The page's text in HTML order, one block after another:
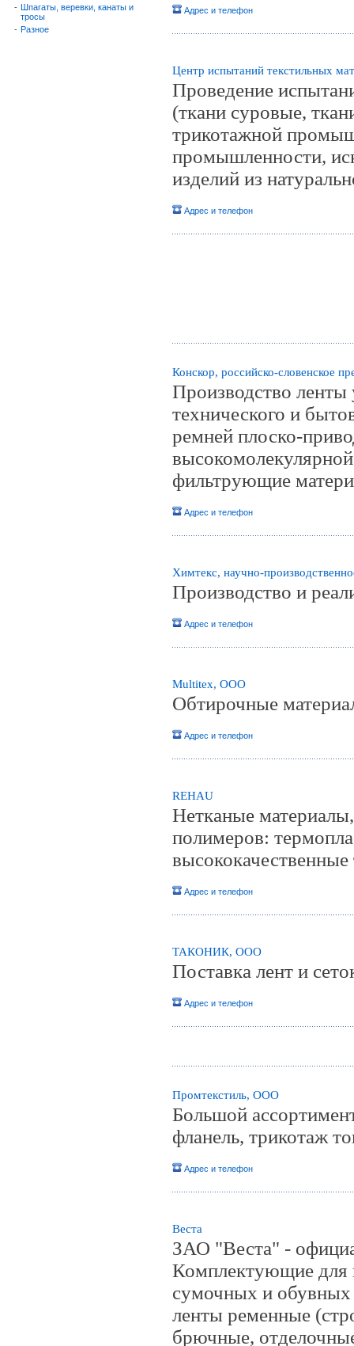
- Шпагаты, веревки, канаты и
тросы
- Разное
Адрес и телефон
Центр испытаний текстильных
Проведение
(ткани суровые,
трикотажной
промышленности,
изделий из
Адрес и телефон
Конскор, российско-словенское
Производство ленты
технического и
ремней плоско-
фильтрующие
Адрес и телефон
Химтекс, научно-
Производство и
Адрес и телефон
Multitex, ООО
Обтирочные
Адрес и телефон
REHAU
Нетканые
полимеров:
высококачественные
Адрес и телефон
ТАКОНИК, ООО
Поставка лент и
Адрес и телефон
Промтекстиль, ООО
Большой
фланель, трикотаж
Адрес и телефон
Веста
ЗАО "Веста" -
Комплектующие для
сумочных и обувных
ленты ременные
брючные,